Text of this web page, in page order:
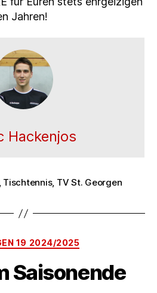
Jahren!
Hackenjos
Tischtennis, TV St. Georgen
Kategorien
19 2024/2025
Saisonende